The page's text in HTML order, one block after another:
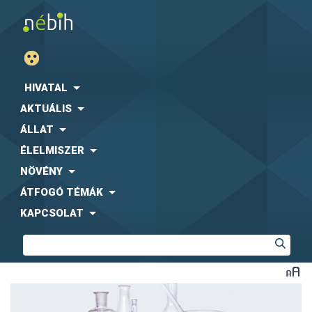
HIVATAL
AKTUÁLIS
ÁLLAT
ÉLELMISZER
NÖVÉNY
ÁTFOGÓ TÉMÁK
KAPCSOLAT